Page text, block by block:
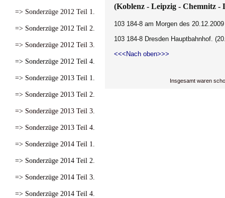
=> Sonderzüge 2012 Teil 1.
=> Sonderzüge 2012 Teil 2.
=> Sonderzüge 2012 Teil 3.
=> Sonderzüge 2012 Teil 4.
=> Sonderzüge 2013 Teil 1.
=> Sonderzüge 2013 Teil 2.
=> Sonderzüge 2013 Teil 3.
=> Sonderzüge 2013 Teil 4.
=> Sonderzüge 2014 Teil 1.
=> Sonderzüge 2014 Teil 2.
=> Sonderzüge 2014 Teil 3.
=> Sonderzüge 2014 Teil 4.
(Koblenz - Leipzig - Chemnitz -
103 184-8 am Morgen des
103 184-8 Dresden Hauptbahnhof.
<<<Nach oben>>>
Insgesamt waren